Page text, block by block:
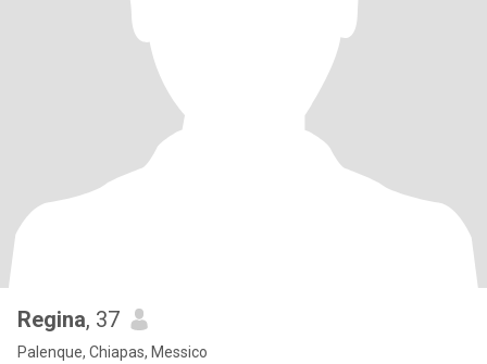
Regina, 37
Palenque, Chiapas, Messico